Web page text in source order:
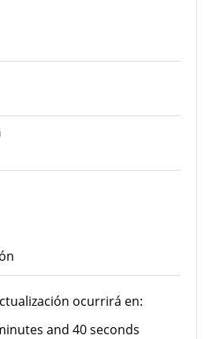
ocurrirá en:
and 40 seconds